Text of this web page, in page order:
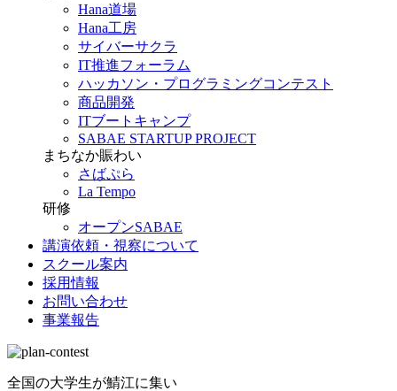
Hana道場
Hana工房
サイバーサクラ
IT推進フォーラム
ハッカソン・プログラミングコンテスト
商品開発
ITブートキャンプ
SABAE STARTUP PROJECT
まちなか賑わい
さばぷら
La Tempo
研修
オープンSABAE
講演依頼・視察について
スクール案内
採用情報
お問い合わせ
事業報告
全国の大学生が鯖江に集い